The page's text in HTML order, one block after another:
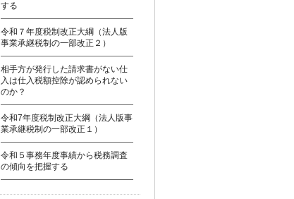
する
令和７年度税制改正大綱（法人版
事業承継税制の一部改正２）
相手方が発行した請求書がない仕
入は仕入税額控除が認められない
のか？
令和7年度税制改正大綱（法人版事
業承継税制の一部改正１）
令和５事務年度事績から税務調査
の傾向を把握する